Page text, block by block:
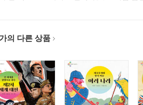
의 다른 상품